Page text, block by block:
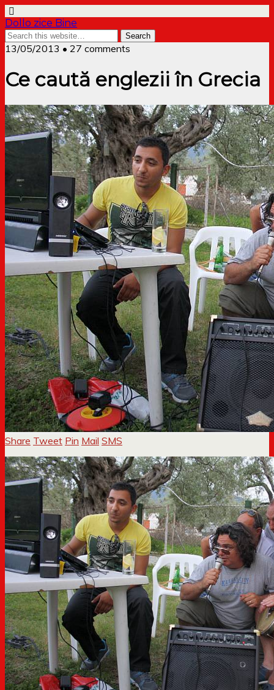
Dollo zice Bine
13/05/2013 • 27 comments
Ce caută englezii în Grecia
Share Tweet Pin Mail SMS